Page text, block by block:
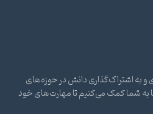
و به اشتراک‌گذاری دانش در حوزه‌های
به شما کمک می‌کنیم تا مهارت‌های خود